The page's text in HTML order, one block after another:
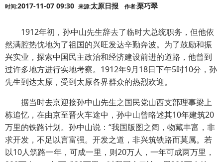
时间:2017-11-07 09:30 来源:太原日报 作者:栗巧翠
1912年初，孙中山先生辞去了临时大总统职务，但他依
然满腔热忱地为了祖国的兴旺发达辛勤奔波。为了鼓励和振
兴实业，探索中国民主政治和经济建设前进的道路，他曾到
过许多地方进行实地考察。1912年9月18日下午5时10分，孙
先生到达太原，受到太原各界群众的热烈欢迎。
据当时去京迎接孙中山先生之国民党山西支部理事梁上
栋追忆，在由京至晋火车途中，孙中山曾略述其10年建筑20
万里的铁路计划。孙中山说：“我国版图之阔，物藏丰富，非
求开发，不足以言富强。开发之道，非兴筑铁路而莫属。若
以10人筑路一年，可成一里，则20万人，一年可成两万里，